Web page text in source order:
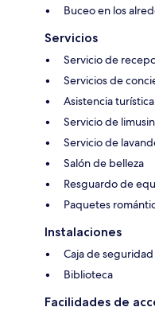
Buceo en los
Servicios
Servicio de
Servicios de
Asistencia
Servicio de
Servicio de
Salón de belleza
Resguardo de
Paquetes
Instalaciones
Caja de
Biblioteca
Facilidades de